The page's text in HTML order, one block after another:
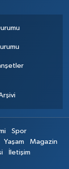
Spor
Yaşam
Magazin
İletişim